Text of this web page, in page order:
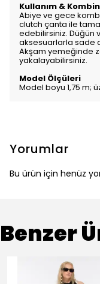
Kullanım & Kombin
Abiye ve gece
clutch çanta ile
edebilirsiniz. Düğün
aksesuarlarla sade
Akşam yemeğinde
yakalayabilirsiniz.
Model Ölçüleri
Model boyu 1,75 m;
Yorumlar
Bu ürün için henüz
Benzer